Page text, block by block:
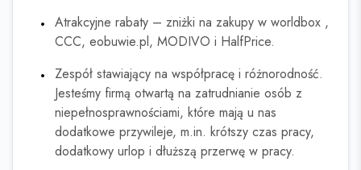
Atrakcyjne rabaty – zniżki na zakupy w worldbox ,
CCC, eobuwie.pl, MODIVO i HalfPrice.
Zespół stawiający na współpracę i różnorodność.
Jesteśmy firmą otwartą na zatrudnianie osób z
niepełnosprawnościami, które mają u nas
dodatkowe przywileje, m.in. krótszy czas pracy,
dodatkowy urlop i dłuższą przerwę w pracy.